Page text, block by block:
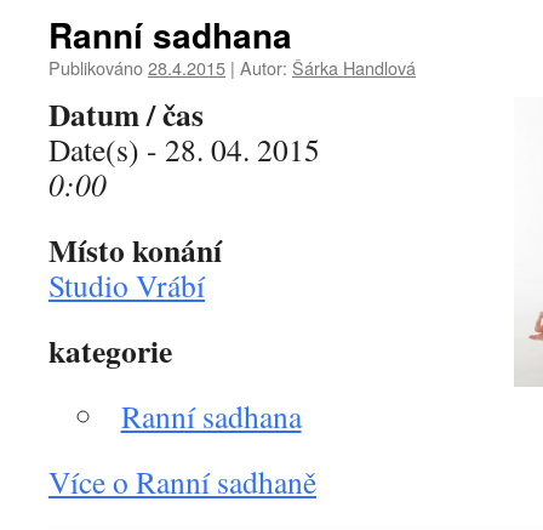
Ranní sadhana
Publikováno28.4.2015 | Autor: Šárka Handlová
Datum / čas
Date(s) - 28. 04. 2015
0:00
Místo konání
Studio Vrábí
kategorie
Ranní sadhana
Více o Ranní sadhaně